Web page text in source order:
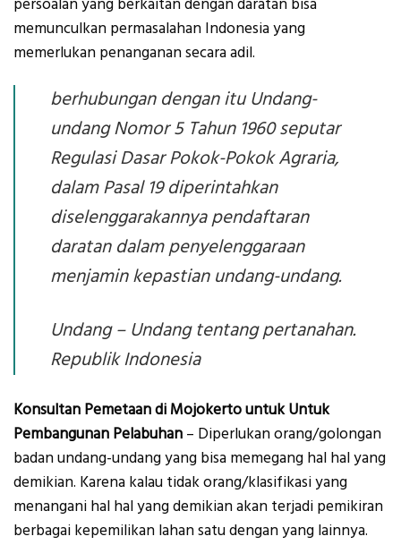
persoalan yang berkaitan dengan daratan bisa
memunculkan permasalahan Indonesia yang
memerlukan penanganan secara adil.
berhubungan dengan itu Undang-
undang Nomor 5 Tahun 1960 seputar
Regulasi Dasar Pokok-Pokok Agraria,
dalam Pasal 19 diperintahkan
diselenggarakannya pendaftaran
daratan dalam penyelenggaraan
menjamin kepastian undang-undang.
Undang – Undang tentang pertanahan.
Republik Indonesia
Konsultan Pemetaan di Mojokerto untuk Untuk
Pembangunan Pelabuhan – Diperlukan orang/golongan
badan undang-undang yang bisa memegang hal hal yang
demikian. Karena kalau tidak orang/klasifikasi yang
menangani hal hal yang demikian akan terjadi pemikiran
berbagai kepemilikan lahan satu dengan yang lainnya.